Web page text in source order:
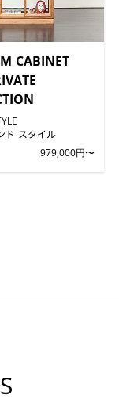
CABINET
ド スタイル
979,000円〜